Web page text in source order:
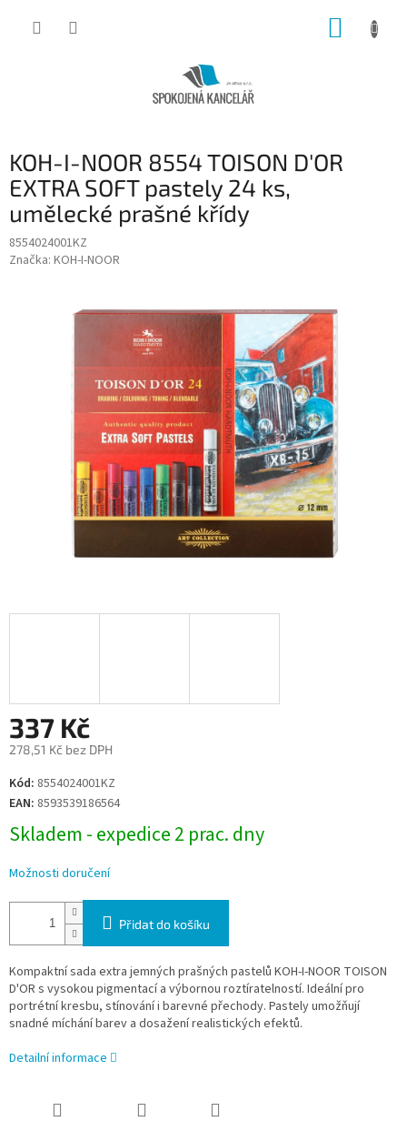
KOH-I-NOOR 8554 TOISON D'OR
EXTRA SOFT pastely 24 ks,
umělecké prašné křídy
8554024001KZ
Značka: KOH-I-NOOR
337 Kč
278,51 Kč bez DPH
Měrná
cena:
Kód: 8554024001KZ
EAN: 8593539186564
Skladem - expedice 2 prac. dny
Možnosti doručení
Přidat do košíku
Kompaktní sada extra jemných prašných pastelů KOH-I-NOOR TOISON
D'OR s vysokou pigmentací a výbornou roztíratelností. Ideální pro
portrétní kresbu, stínování i barevné přechody. Pastely umožňují
snadné míchání barev a dosažení realistických efektů.
Detailní informace